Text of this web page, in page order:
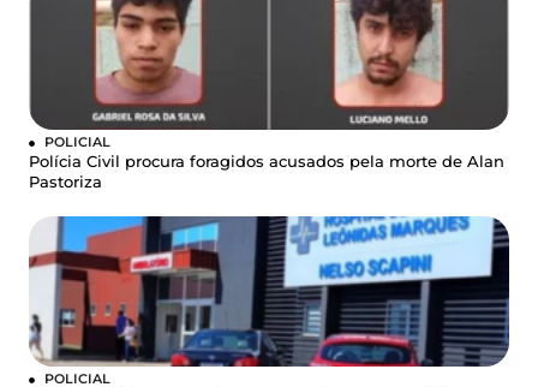
POLICIAL
Polícia Civil procura foragidos acusados pela morte de Alan
Pastoriza
POLICIAL